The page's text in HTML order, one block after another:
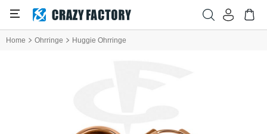
Home Ohrringe Huggie Ohrringe